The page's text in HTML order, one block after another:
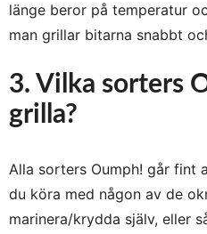
länge beror på temperatur
man grillar bitarna snabbt
3. Vilka sorters
grilla?
Alla sorters Oumph! går fint
du köra med någon av de
marinera/krydda själv, eller